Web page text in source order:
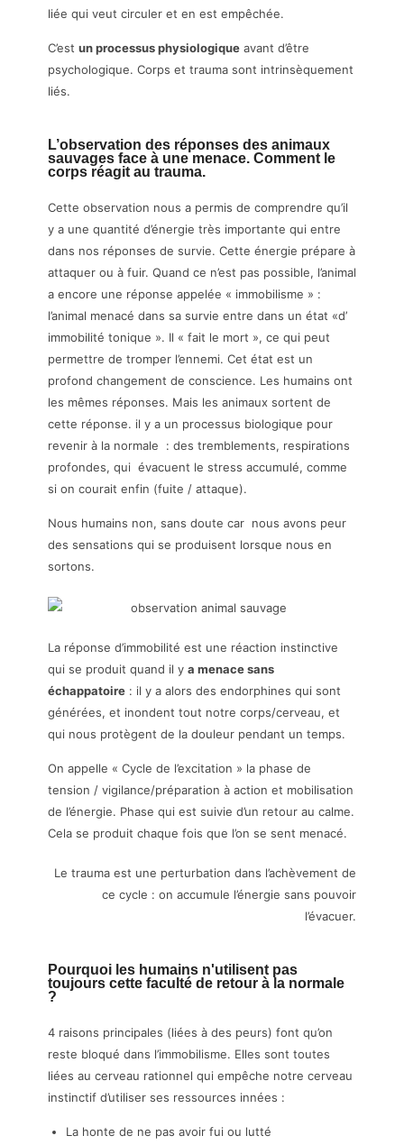
liée qui veut circuler et en est empêchée.
C’est un processus physiologiqueavant d’être
psychologique. Corps et trauma sont intrinsèquement
liés.
L’observation des réponses des animaux
sauvages face à une menace. Comment le
corps réagit au trauma.
Cette observation nous a permis de comprendre qu’il
y a une quantité d’énergie très importante qui entre
dans nos réponses de survie. Cette énergie prépare à
attaquer ou à fuir. Quand ce n’est pas possible, l’animal
a encore une réponse appelée « immobilisme » :
l’animal menacé dans sa survie entre dans un état «d’
immobilité tonique ». Il « fait le mort », ce qui peut
permettre de tromper l’ennemi. Cet état est un
profond changement de conscience. Les humains ont
les mêmes réponses. Mais les animaux sortent de
cette réponse. il y a un processus biologique pour
revenir à la normale : des tremblements, respirations
profondes, qui évacuent le stress accumulé, comme
si on courait enfin (fuite / attaque).
Nous humains non, sans doute car nous avons peur
des sensations qui se produisent lorsque nous en
sortons.
La réponse d’immobilité est une réaction instinctive
qui se produit quand il y a menace sans
échappatoire: il y a alors des endorphines qui sont
générées, et inondent tout notre corps/cerveau, et
qui nous protègent de la douleur pendant un temps.
On appelle « Cycle de l’excitation » la phase de
tension / vigilance/préparation à action et mobilisation
de l’énergie. Phase qui est suivie d’un retour au calme.
Cela se produit chaque fois que l’on se sent menacé.
Le trauma est une perturbation dans l’achèvement de
ce cycle : on accumule l’énergie sans pouvoir
l’évacuer.
Pourquoi les humains n'utilisent pas
toujours cette faculté de retour à la normale
?
4 raisons principales (liées à des peurs) font qu’on
reste bloqué dans l’immobilisme. Elles sont toutes
liées au cerveau rationnel qui empêche notre cerveau
instinctif d’utiliser ses ressources innées :
La honte de ne pas avoir fui ou lutté